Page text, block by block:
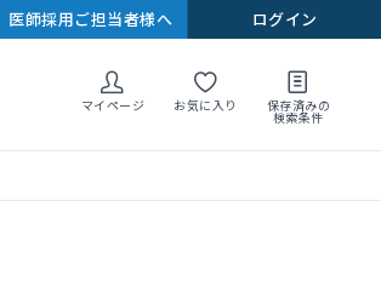
医師採用ご担当者様へ ログイン
マイページ お気に入り 保存済みの
検索条件